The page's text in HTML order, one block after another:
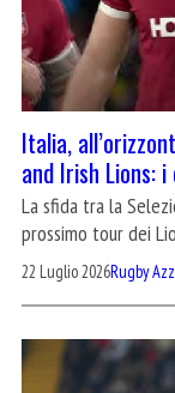
Italia,
and Irish Lions:
La sfida tra la
prossimo tour dei
22 Luglio 2026Rugby